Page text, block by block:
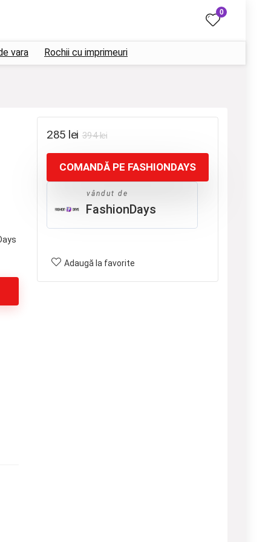
0
vara Rochii cu imprimeuri
394leiPrețul
inițial
a
fost:
394 lei.
285 lei
Prețul
curent
este:
285 lei.
COMANDĂ PE FASHIONDAYS
vândut de
FashionDays
Adaugă la favorite